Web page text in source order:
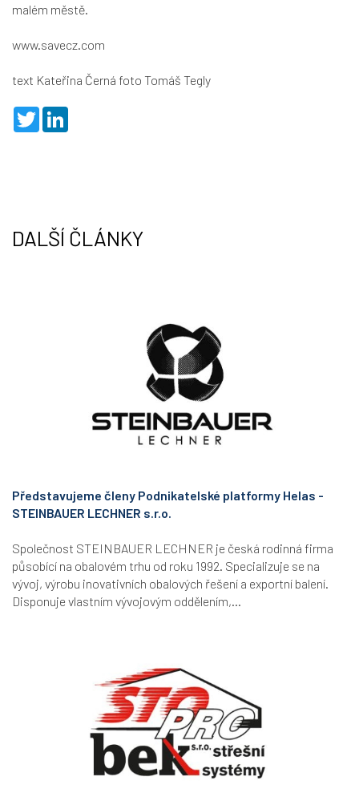
malém městě.
www.savecz.com
text Kateřina Černá foto Tomáš Tegly
T
w
DALŠÍ ČLÁNKY
Představujeme členy Podnikatelské platformy Helas -
STEINBAUER LECHNER s.r.o.
Společnost STEINBAUER LECHNER je česká rodinná firma
působící na obalovém trhu od roku 1992. Specializuje se na
vývoj, výrobu inovativních obalových řešení a exportní balení.
Disponuje vlastním vývojovým oddělením,...